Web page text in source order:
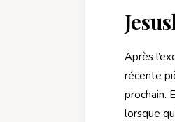
Après
récente
prochain.
lorsque